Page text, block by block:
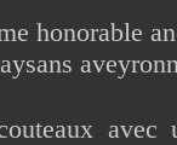
honorable
avec